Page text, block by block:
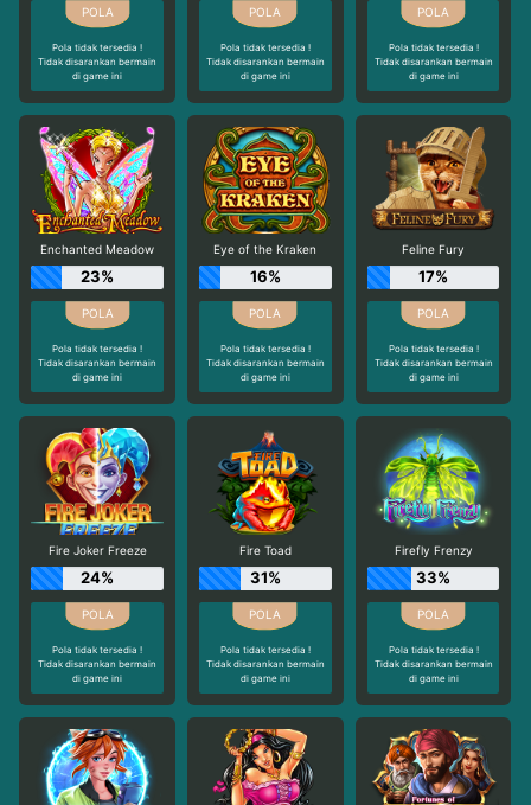
Pola tidak tersedia !
Tidak disarankan bermain
di game ini
Pola tidak tersedia !
Tidak disarankan bermain
di game ini
Pola tidak tersedia !
Tidak disarankan bermain
di game ini
Enchanted Meadow
23%
Pola tidak tersedia !
Tidak disarankan bermain
di game ini
Eye of the Kraken
16%
Pola tidak tersedia !
Tidak disarankan bermain
di game ini
Feline Fury
17%
Pola tidak tersedia !
Tidak disarankan bermain
di game ini
Fire Joker Freeze
24%
Pola tidak tersedia !
Tidak disarankan bermain
di game ini
Fire Toad
31%
Pola tidak tersedia !
Tidak disarankan bermain
di game ini
Firefly Frenzy
33%
Pola tidak tersedia !
Tidak disarankan bermain
di game ini